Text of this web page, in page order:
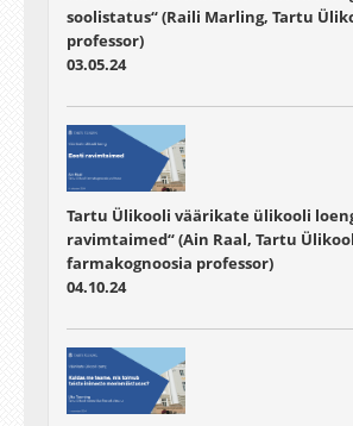
soolistatus“ (Raili Marling, Tartu
professor)
03.05.24
Tartu Ülikooli väärikate ülikooli
ravimtaimed“ (Ain Raal, Tartu
farmakognoosia professor)
04.10.24